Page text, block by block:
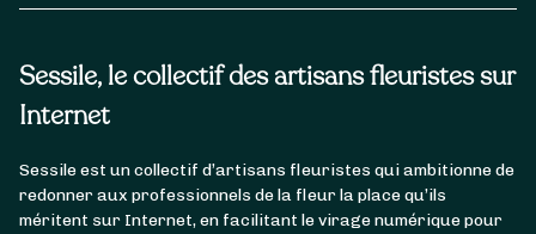
Sessile, le collectif des artisans fleuristes sur
Internet
Sessile est un collectif d’artisans fleuristes qui ambitionne de
redonner aux professionnels de la fleur la place qu’ils
méritent sur Internet, en facilitant le virage numérique pour